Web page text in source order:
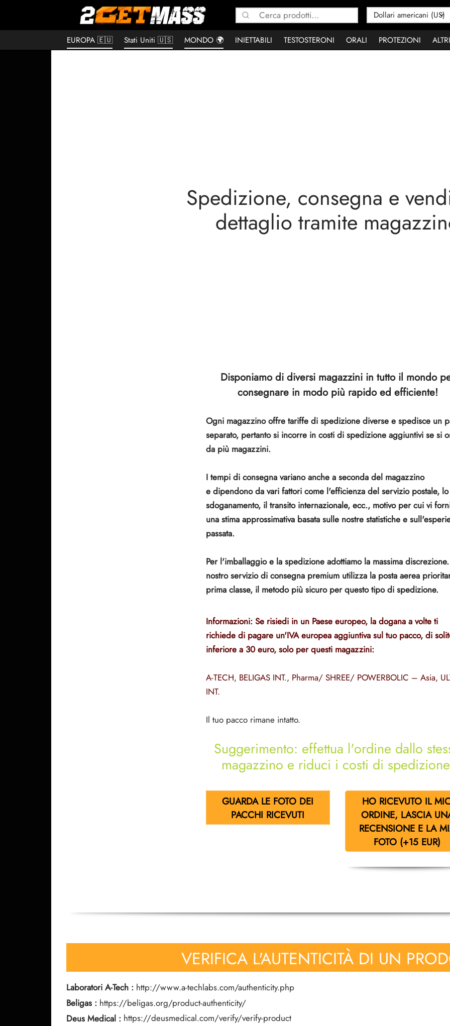
Cerca:
EUROPA 🇪🇺 Stati Uniti 🇺🇸 MONDO 🌍 INIETTABILI TESTOSTERONI ORALI PROTEZIONI ALTRI
Spedizione, consegna e
dettaglio tramite
Disponiamo di diversi magazzini in tutto il mondo
consegnare in modo più rapido ed efficiente!
Ogni magazzino offre tariffe di spedizione diverse e spedisce un
separato, pertanto si incorre in costi di spedizione aggiuntivi se si
da più magazzini.
I tempi di consegna variano anche a seconda del magazzino
e dipendono da vari fattori come l'efficienza del servizio postale, lo
sdoganamento, il transito internazionale, ecc., motivo per cui vi
una stima approssimativa basata sulle nostre statistiche e
passata.
Per l'imballaggio e la spedizione adottiamo la massima
nostro servizio di consegna premium utilizza la posta aerea
prima classe, il metodo più sicuro per questo tipo di spedizione.
Informazioni: Se risiedi in un Paese europeo, la dogana a volte ti
richiede di pagare un'IVA europea aggiuntiva sul tuo pacco, di
inferiore a 30 euro, solo per questi magazzini:
A-TECH, BELIGAS INT., Pharma/ SHREE/ POWERBOLIC – Asia,
INT.
Il tuo pacco rimane intatto.
Suggerimento: effettua l'ordine dallo
magazzino e riduci i costi di
GUARDA LE FOTO DEI
PACCHI RICEVUTI
HO RICEVUTO IL
ORDINE, LASCIA
RECENSIONE E LA
FOTO (+15 EUR)
VERIFICA L'AUTENTICITÀ DI UN
Laboratori A-Tech : http://www.a-techlabs.com/authenticity.php
Beligas : https://beligas.org/product-authenticity/
Deus Medical : https://deusmedical.com/verify/verify-product